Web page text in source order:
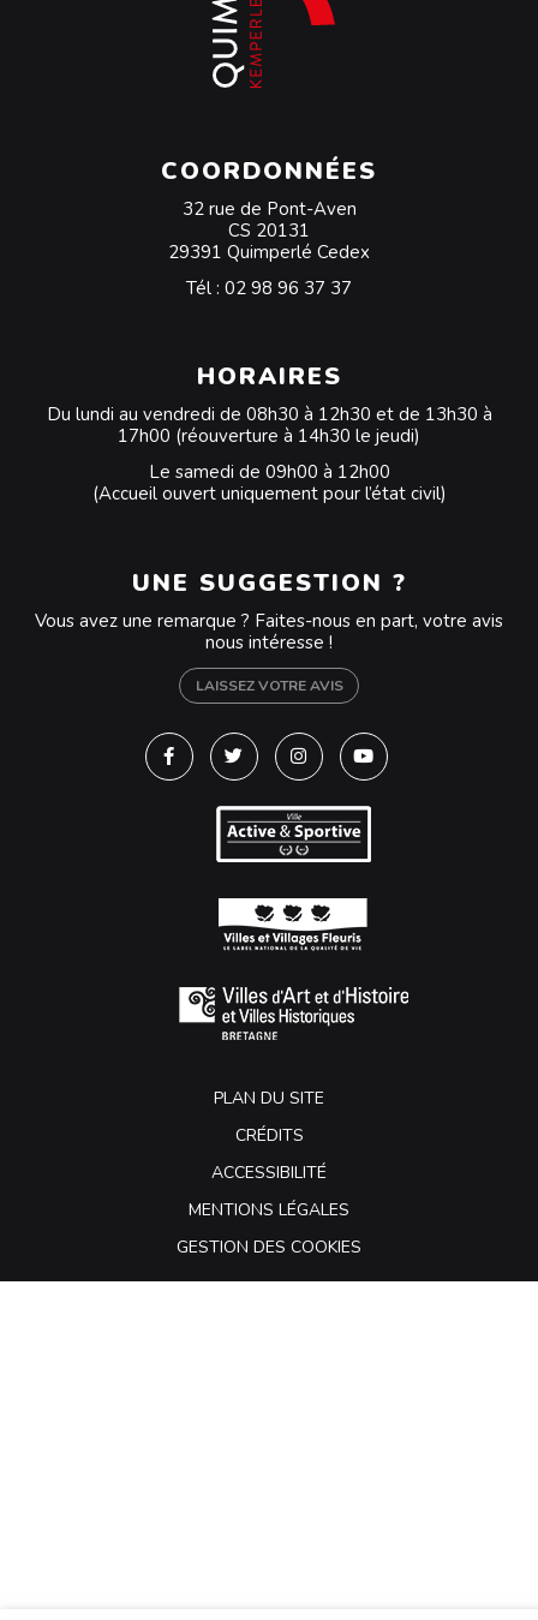
COORDONNÉES
32 rue de Pont-Aven
CS 20131
29391 Quimperlé Cedex
Tél : 02 98 96 37 37
HORAIRES
Du lundi au vendredi de 08h30 à 12h30 et de 13h30 à
17h00 (réouverture à 14h30 le jeudi)
Le samedi de 09h00 à 12h00
(Accueil ouvert uniquement pour l’état civil)
UNE SUGGESTION ?
Vous avez une remarque ? Faites-nous en part, votre avis
nous intéresse !
LAISSEZ VOTRE AVIS
Lien vers le compte Facebook
Lien vers le compte Twitter
Lien vers le compte
Lien vers la chaîne
PLAN DU SITE
CRÉDITS
ACCESSIBILITÉ
MENTIONS LÉGALES
GESTION DES COOKIES